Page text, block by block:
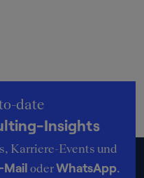
date
Insights
Karriere-Events und
Mail oderWhatsApp.